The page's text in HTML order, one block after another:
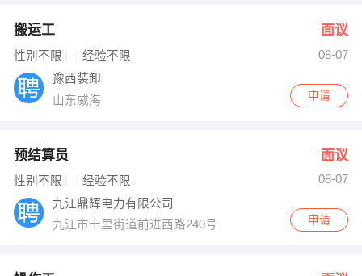
搬运工 面议
性别不限 经验不限
08-07
豫西装卸
山东威海
申请
预结算员 面议
性别不限 经验不限
08-07
九江鼎辉电力有限公司
九江市十里街道前进西路240号
申请